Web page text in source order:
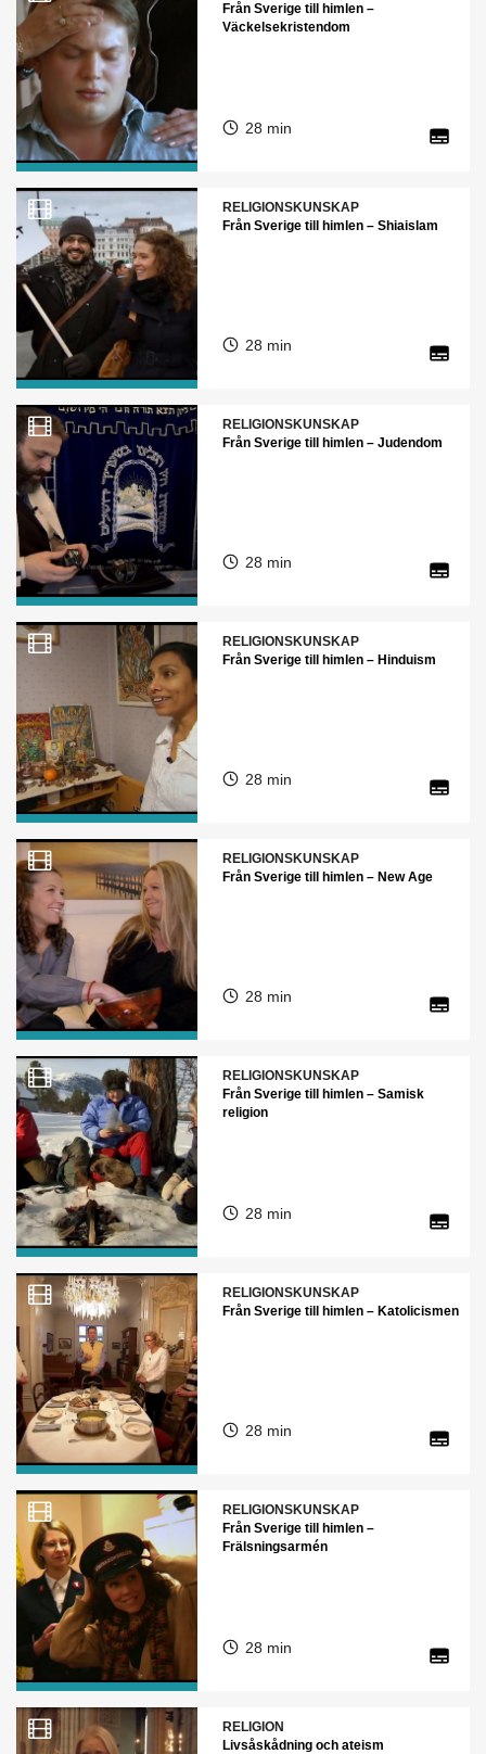
Från Sverige till himlen –
Väckelsekristendom
28 min
RELIGIONSKUNSKAP
Från Sverige till himlen – Shiaislam
28 min
RELIGIONSKUNSKAP
Från Sverige till himlen – Judendom
28 min
RELIGIONSKUNSKAP
Från Sverige till himlen – Hinduism
28 min
RELIGIONSKUNSKAP
Från Sverige till himlen – New Age
28 min
RELIGIONSKUNSKAP
Från Sverige till himlen – Samisk
religion
28 min
RELIGIONSKUNSKAP
Från Sverige till himlen – Katolicismen
28 min
RELIGIONSKUNSKAP
Från Sverige till himlen –
Frälsningsarmén
28 min
RELIGION
Livsåskådning och ateism